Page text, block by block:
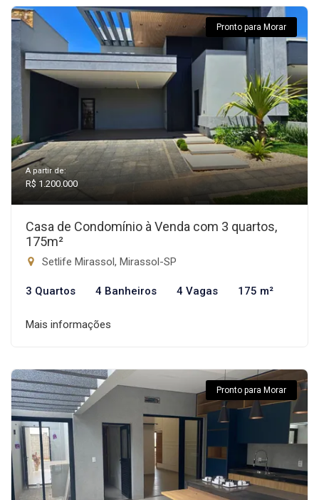
Pronto para Morar
A partir de:
R$ 1.200.000
Casa de Condomínio à Venda com 3 quartos,
175m²
Setlife Mirassol, Mirassol-SP
3 Quartos 4 Banheiros 4 Vagas 175 m²
Mais informações
Pronto para Morar